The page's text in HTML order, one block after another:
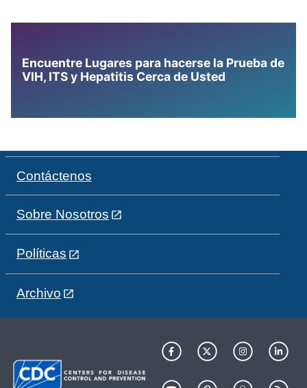
Encuentre Lugares para hacerse la Prueba de
VIH, ITS y Hepatitis Cerca de Usted
Contáctenos
Sobre Nosotros
Políticas
Archivo